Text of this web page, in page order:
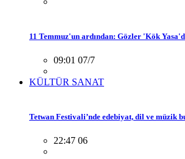
11 Temmuz'un ardından: Gözler 'Kök
09:01 07/7
KÜLTÜR SANAT
Tetwan Festivali’nde edebiyat, dil ve müzik
22:47 06